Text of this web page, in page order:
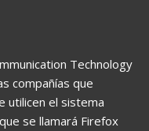
Technology
compañías que
utilicen el sistema
se llamará Firefox